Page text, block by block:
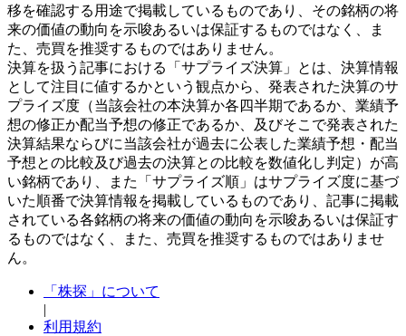
移を確認する用途で掲載しているものであり、その銘柄の将
来の価値の動向を示唆あるいは保証するものではなく、ま
た、売買を推奨するものではありません。
決算を扱う記事における「サプライズ決算」とは、決算情報
として注目に値するかという観点から、発表された決算のサ
プライズ度（当該会社の本決算か各四半期であるか、業績予
想の修正か配当予想の修正であるか、及びそこで発表された
決算結果ならびに当該会社が過去に公表した業績予想・配当
予想との比較及び過去の決算との比較を数値化し判定）が高
い銘柄であり、また「サプライズ順」はサプライズ度に基づ
いた順番で決算情報を掲載しているものであり、記事に掲載
されている各銘柄の将来の価値の動向を示唆あるいは保証す
るものではなく、また、売買を推奨するものではありませ
ん。
「株探」について
|
利用規約